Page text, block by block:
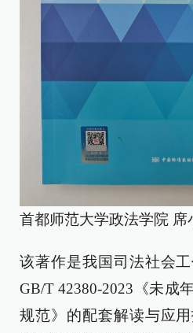
首都师范大学政法学院 席
该著作是我国司法社会
GB/T 42380-2023《未成
规范》的配套解读与应